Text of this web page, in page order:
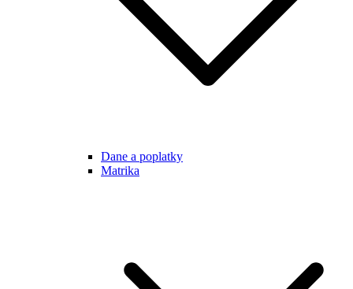
Dane a poplatky
Matrika